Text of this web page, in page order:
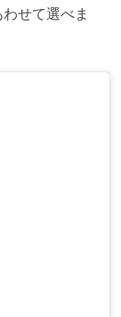
せて選べま